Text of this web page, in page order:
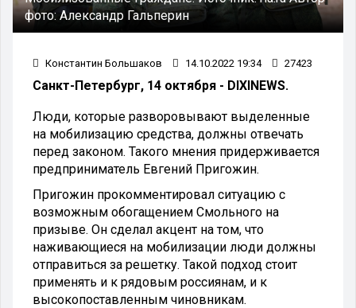
фото: Александр Гальперин
Константин Большаков 14.10.2022 19:34 27423
Санкт-Петербург, 14 октября - DIXINEWS.
Люди, которые разворовывают выделенные
на мобилизацию средства, должны отвечать
перед законом. Такого мнения придерживается
предприниматель Евгений Пригожин.
Пригожин прокомментировал ситуацию с
возможным обогащением Смольного на
призыве. Он сделал акцент на том, что
наживающиеся на мобилизации люди должны
отправиться за решетку. Такой подход стоит
применять и к рядовым россиянам, и к
высокопоставленным чиновникам.